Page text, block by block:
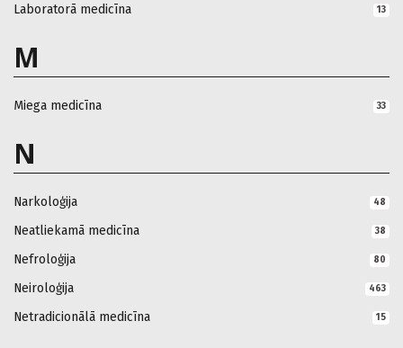
Laboratorā medicīna 13
M
Miega medicīna 33
N
Narkoloģija 48
Neatliekamā medicīna 38
Nefroloģija 80
Neiroloģija 463
Netradicionālā medicīna 15